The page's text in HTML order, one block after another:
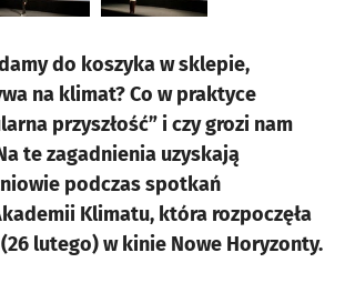
do koszyka w sklepie,
na klimat? Co w praktyce
przyszłość” i czy grozi nam
te zagadnienia uzyskają
podczas spotkań
Klimatu, która rozpoczęła
lutego) w kinie Nowe Horyzonty.